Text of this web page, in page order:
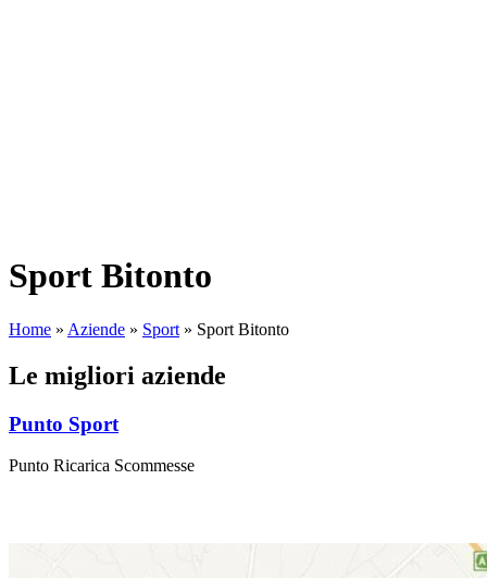
Sport Bitonto
Home » Aziende » Sport » Sport Bitonto
Le migliori aziende
Punto Sport
Punto Ricarica Scommesse